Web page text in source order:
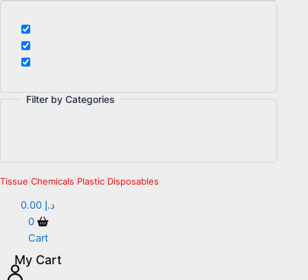
Filter by Categories
Tissue Chemicals Plastic Disposables
د.إ
0
Cart